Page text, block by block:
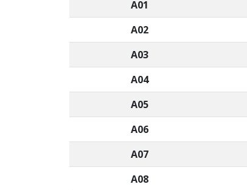
A01
A02
A03
A04
A05
A06
A07
A08